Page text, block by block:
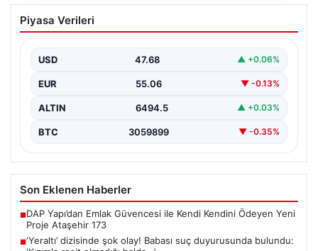
‘Yeraltı’ dizisinde şok olay! Babası suç
duyurusunda bulundu: ‘Kızımla reşit
Piyasa Verileri
USD 47.68 ▲ +0.06%
EUR 55.06 ▼ -0.13%
ALTIN 6494.5 ▲ +0.03%
BTC 3059899 ▼ -0.35%
Son Eklenen Haberler
■DAP Yapı’dan Emlak Güvencesi ile Kendi Kendini Ödeyen Yeni
Proje Ataşehir 173
■‘Yeraltı’ dizisinde şok olay! Babası suç duyurusunda bulundu: